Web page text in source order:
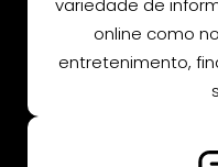
variedade de
online como
entretenimento,